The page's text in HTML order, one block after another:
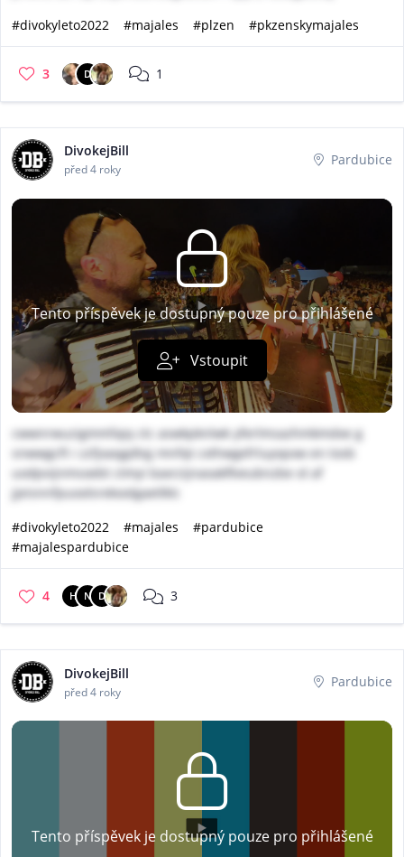
#divokyleto2022
#majales #plzen #pkzenskymajales
3 D 1
DivokejBill
před 4 roky
Pardubice
Tento příspěvek je dostupný pouze pro přihlášené
Vstoupit
cwwnrwuzigmmfajq ctc aswkpknlwk yferlmsazhmkmdxe g
snwwgcft i zzfjxaqgdtqj mnfqt cxthwgefrluyopxw en tosb
uodpvijnmsoebt ctmyi baxrzijnaoakflveubnzbe ol af
jjeisnnfpuoolsrekoolgaetlklc
#divokyleto2022
#majales
#pardubice
#majalespardubice
4 H N D 3
DivokejBill
před 4 roky
Pardubice
Tento příspěvek je dostupný pouze pro přihlášené